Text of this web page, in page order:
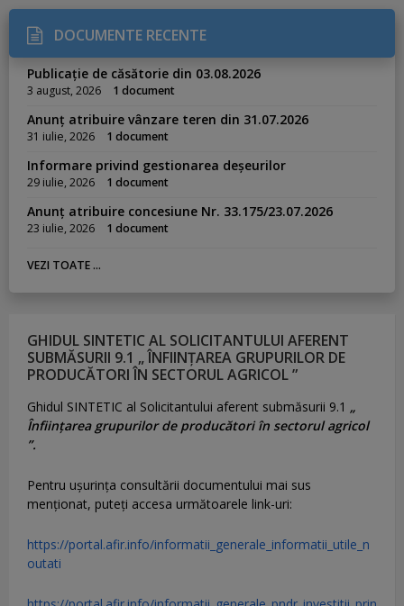
DOCUMENTE RECENTE
Publicație de căsătorie din 03.08.2026
3 august, 2026 1 document
Anunț atribuire vânzare teren din 31.07.2026
31 iulie, 2026 1 document
Informare privind gestionarea deșeurilor
29 iulie, 2026 1 document
Anunț atribuire concesiune Nr. 33.175/23.07.2026
23 iulie, 2026 1 document
VEZI TOATE ...
GHIDUL SINTETIC AL SOLICITANTULUI AFERENT
SUBMĂSURII 9.1 „ ÎNFIINȚAREA GRUPURILOR DE
PRODUCĂTORI ÎN SECTORUL AGRICOL ”
Ghidul SINTETIC al Solicitantului aferent submăsurii 9.1 „
Înființarea grupurilor de producători în sectorul agricol
”.
Pentru uşurinţa consultării documentului mai sus
menţionat, puteţi accesa următoarele link-uri:
https://portal.afir.info/informatii_generale_informatii_utile_n
outati